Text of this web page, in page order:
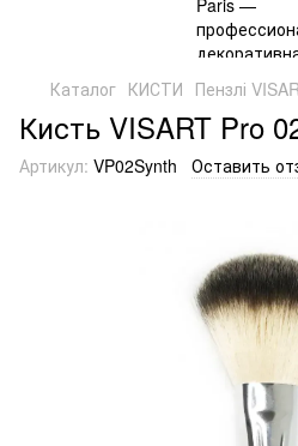
Каталог КИСТИ Пензлі
Кисть VISART Pro
Артикул: VP02Synth Оставить